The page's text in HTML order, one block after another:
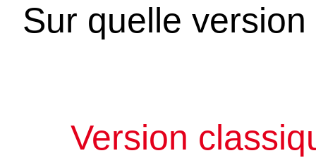
Sur quelle
Version